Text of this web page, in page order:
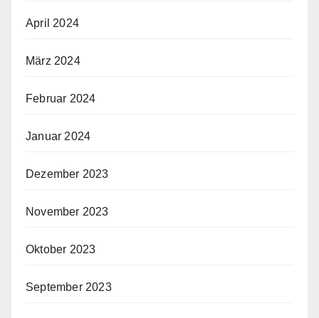
April 2024
März 2024
Februar 2024
Januar 2024
Dezember 2023
November 2023
Oktober 2023
September 2023